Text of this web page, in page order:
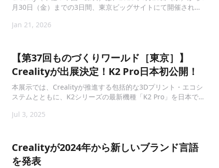
月30日（金）までの3日間、東京ビッグサイトにて開催され
Japan 2026」 に出展いたします。
Jan 21, 2026
【第37回ものづくりワールド［東京］】
Crealityが出展決定！K2 Pro日本初公開！
本展示では、Crealityが推進する包括的な3Dプリント・エコシ
ステムとともに、K2シリーズの最新機種「K2 Pro」を日本で初
Jul 3, 2025
Crealityが2024年から新しいブランド言語
を発表